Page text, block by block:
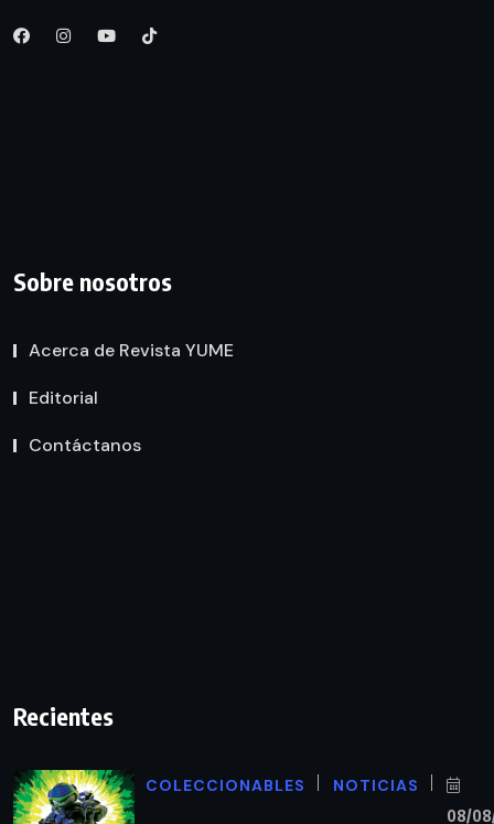
Sobre nosotros
Acerca de Revista YUME
Editorial
Contáctanos
Recientes
COLECCIONABLES NOTICIAS
08/